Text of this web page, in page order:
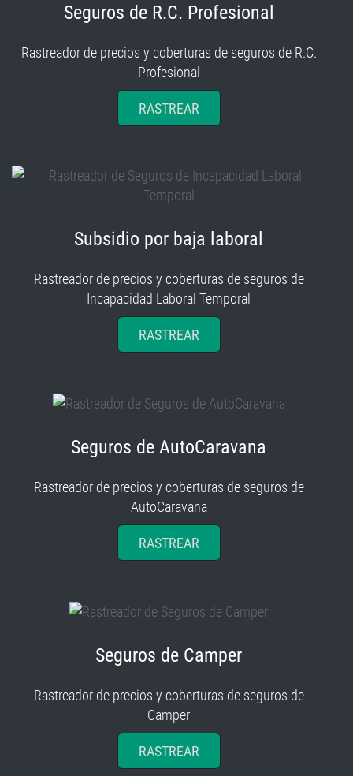
Seguros de R.C. Profesional
Rastreador de precios y coberturas de seguros de R.C.
Profesional
RASTREAR
Subsidio por baja laboral
Rastreador de precios y coberturas de seguros de
Incapacidad Laboral Temporal
RASTREAR
Seguros de AutoCaravana
Rastreador de precios y coberturas de seguros de
AutoCaravana
RASTREAR
Seguros de Camper
Rastreador de precios y coberturas de seguros de
Camper
RASTREAR